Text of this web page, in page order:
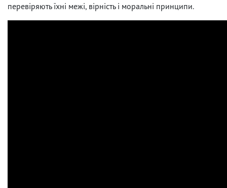
перевіряють їхні межі, вірність і моральні принципи.